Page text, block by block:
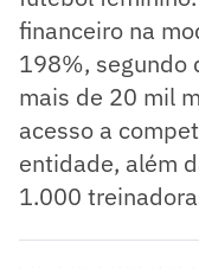
financeiro na
198%, segundo
mais de 20 mil
acesso a
entidade, além
1.000